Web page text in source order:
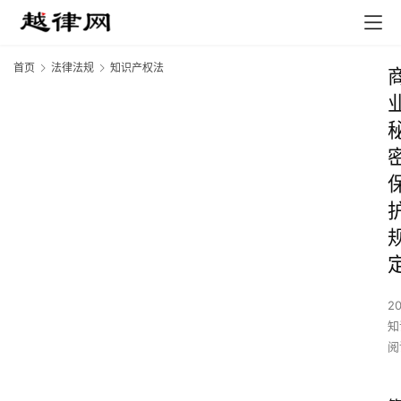
首页 法律法规 知识产权法